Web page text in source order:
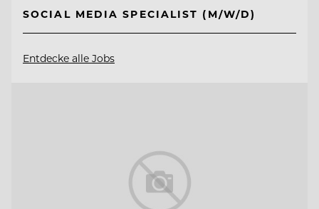
SOCIAL MEDIA SPECIALIST (M/W/D)
Entdecke alle Jobs